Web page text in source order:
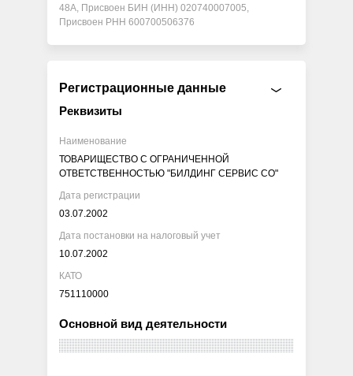
48А, Присвоен БИН (ИНН) 020740007005,
Присвоен РНН 600700506376
Регистрационные данные
Реквизиты
Наименование
ТОВАРИЩЕСТВО С ОГРАНИЧЕННОЙ
ОТВЕТСТВЕННОСТЬЮ "БИЛДИНГ СЕРВИС СО"
Дата регистрации
03.07.2002
Дата постановки на налоговый учет
10.07.2002
КАТО
751110000
Основной вид деятельности